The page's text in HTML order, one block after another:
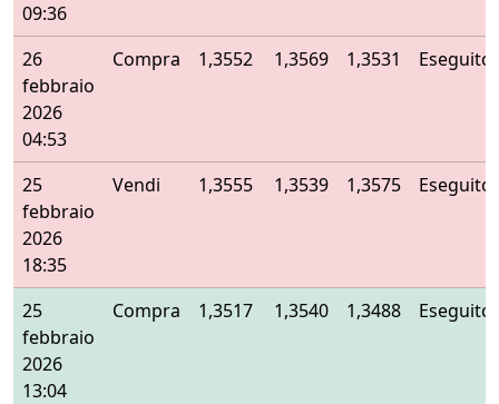
09:36
26
febbraio
2026
04:53
Compra 1,3552 1,3569 1,3531 Eseguito
25
febbraio
2026
18:35
Vendi 1,3555 1,3539 1,3575 Eseguito
25
febbraio
2026
13:04
Compra 1,3517 1,3540 1,3488 Eseguito